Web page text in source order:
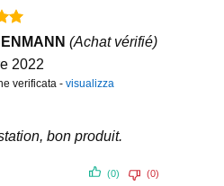
5
(Achat vérifié)
2022
verificata -visualizza
bon produit.
(0) (0)